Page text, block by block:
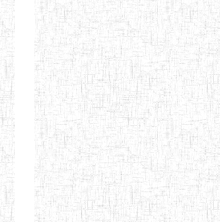
"K.T.T.C NDOP"
ENIEG PRIVEE
BILINGUE
LAIQUE LES
PERFORMANCES
PEDAGOGIQUES
01/09/2015 ENIEG
ENIEG DU HAUT
NKAM
12/08/2013 ENIEG
ENIEG BILINGUE
DE L'IPEP DE
BANDJOUN
05/09/2003 ENIEG
ENIEG PRIVEE
07/09/2012 ENIEG